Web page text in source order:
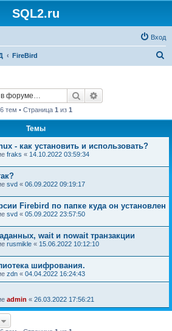
SQL2.ru
Вход
FireBird
Поиск
6 тем • Страница 1 из 1
Темы
- как установить и использовать?
fraks « 14.10.2022 03:59:34
svd « 06.09.2022 09:19:17
Firebird по папке куда он установлен
svd « 05.09.2022 23:57:50
wait и nowait транзакции
rusmikle « 15.06.2022 10:12:10
шифрования.
zdn « 04.04.2022 16:24:43
admin « 26.03.2022 17:56:21